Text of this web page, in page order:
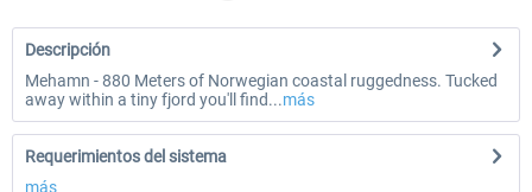
Descripción
Mehamn - 880 Meters of Norwegian coastal ruggedness. Tucked
away within a tiny fjord you'll find...más
Requerimientos del sistema
más